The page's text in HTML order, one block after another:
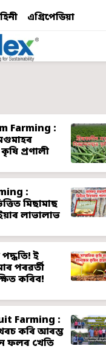
এগ্ৰিপেডিয়া
Farming :
প্ৰণালী
:
মিছামাছ
লাভালাভ
ই
পৰৱৰ্তী
কৰিব!
Farming :
কৰি আৰম্ভ
ফলৰ খেতি